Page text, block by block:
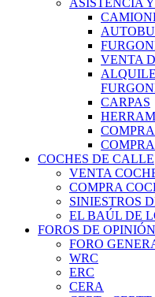
ASISTENCIA
VENTA
CARPAS
COCHES DE CALLE
VENTA
COMPRA
SINIESTROS
EL BAÚL DE
FOROS DE OPINIÓN
FORO
WRC
ERC
CERA